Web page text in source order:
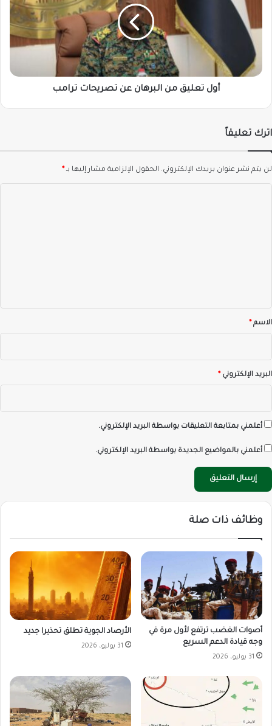
البرهان
تصريحات
ترامب
أول تعليق من البرهان عن تصريحات ترامب
اترك تعليقاً
لن يتم نشر عنوان بريدك الإلكتروني. الحقول الإلزامية مشار إليها بـ*
*الاسم*
البريد الإلكتروني*
أعلمني بمتابعة التعليقات بواسطة البريد الإلكتروني.
أعلمني بالمواضيع الجديدة بواسطة البريد الإلكتروني.
وظائف ذات صلة
أصوات الغضب ترتفع لأول مرة في
وجه قيادة الدعم السريع
31 يوليو، 2026
الأرصاد الجوية تطلق تحذيرا جديد
31 يوليو، 2026